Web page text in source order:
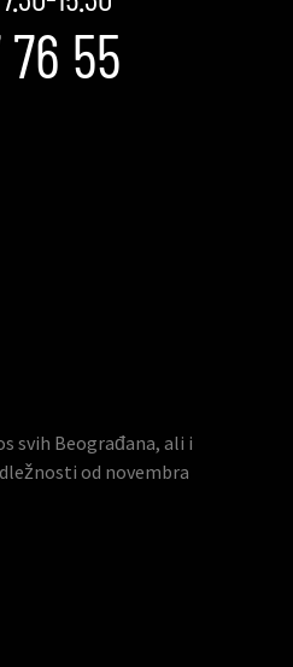
55
svih Beograđana, ali i
od novembra